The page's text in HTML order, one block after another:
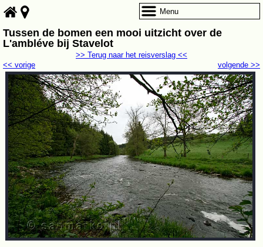
Tussen de bomen een mooi uitzicht over de
L'ambléve bij Stavelot
volgende >>
<< vorige
>> Terug naar het reisverslag <<
Menu